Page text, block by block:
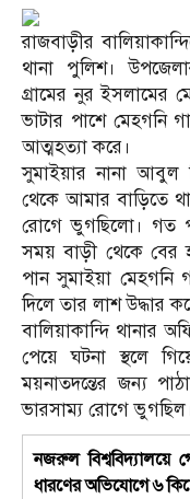
রাজবাড়ীর
থানা পুলিশ।
গ্রামের নুর ইসলামের
ভাটার পাশে মেহগনি
আত্মহত্যা করে।
সুমাইয়ার নানা আবুল
থেকে আমার বাড়িতে
রোগে ভুগছিলো। গত
সময় বাড়ী থেকে বের
পান সুমাইয়া মেহগনি
দিলে তার লাশ উদ্ধার
বালিয়াকান্দি থানার
পেয়ে ঘটনা স্থলে
ময়নাতদন্তের জন্য
ভারসাম্য রোগে ভুগছিল।
নজরুল বিশ্ববিদ্যালয়ে
ধারণের অভিযোগে ৬